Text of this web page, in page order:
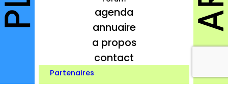
agenda
annuaire
a propos
contact
Partenaires